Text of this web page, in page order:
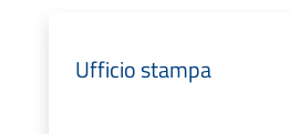
Ufficio stampa